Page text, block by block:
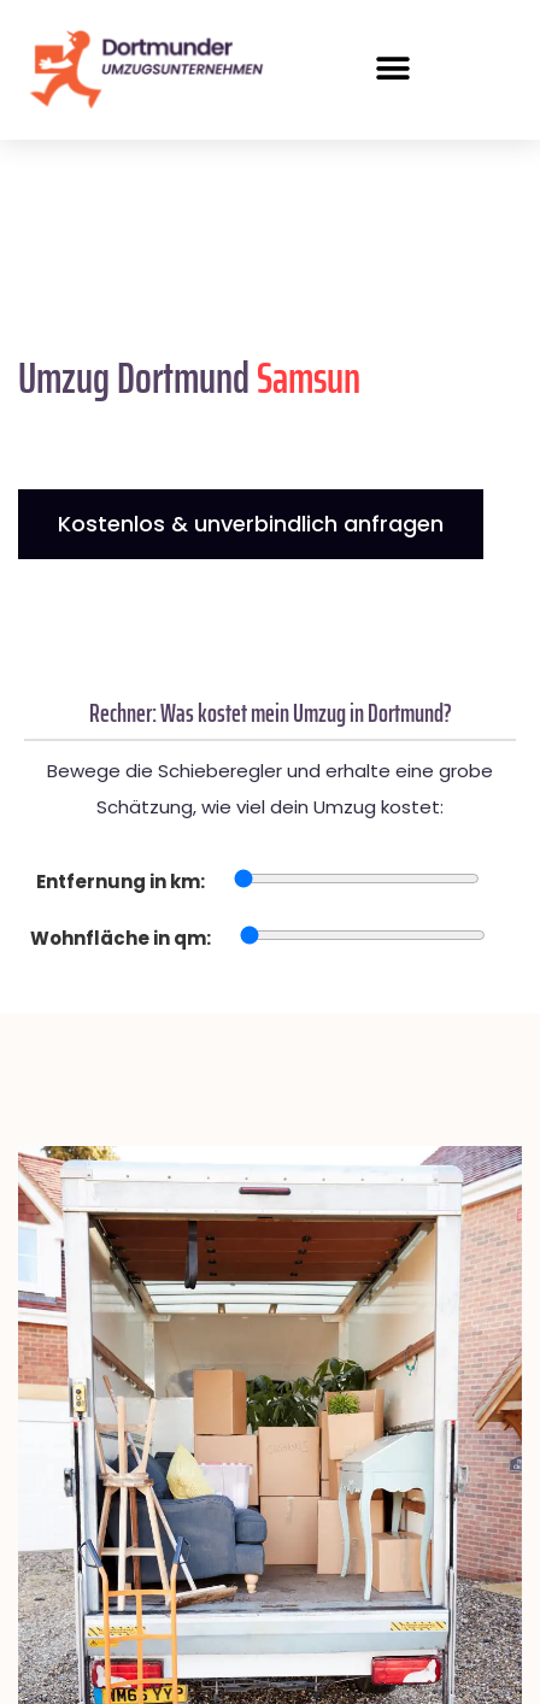
Umzug DortmundSamsun
Kostenlos & unverbindlich anfragen
Rechner: Was kostet mein Umzug in Dortmund?
Bewege die Schieberegler und erhalte eine grobe
Schätzung, wie viel dein Umzug kostet:
Entfernung in km:
Wohnfläche in qm: